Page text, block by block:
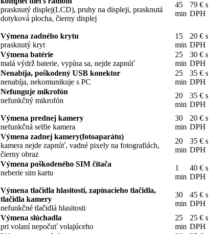
prasknutý displej(LCD), pruhy na displeji, prasknutá
dotyková plocha, čierny displej
45
min
79 € s
DPH
Výmena zadného krytu
prasknutý kryt
15
min
20 € s
DPH
Výmena batérie
malá výdrž baterie, vypína sa, nejde zapnúť
25
min
30 € s
DPH
Nenabíja, poškodený USB konektor
nenabíja, nekomunikuje s PC
25
min
35 € s
DPH
Nefunguje mikrofón
nefunkčný mikrofón
20
min
35 € s
DPH
Výmena prednej kamery
nefunkčná selfie kamera
30
min
20 € s
DPH
Výmena zadnej kamery(fotoaparátu)
kamera nejde zapnúť, vadné pixely na fotografiách,
čierny obraz
20
min
35 € s
DPH
Výmena poškodeného SIM čítača
neberie sim kartu
1
min
40 € s
DPH
Výmena tlačidla hlasitosti, zapínacieho tlačidla,
tlačidla kamery
nefunkčné tlačidlá hlasitosti
30
min
45 € s
DPH
Výmena slúchadla
pri volaní nepočuť volajúceho
25
min
25 € s
DPH